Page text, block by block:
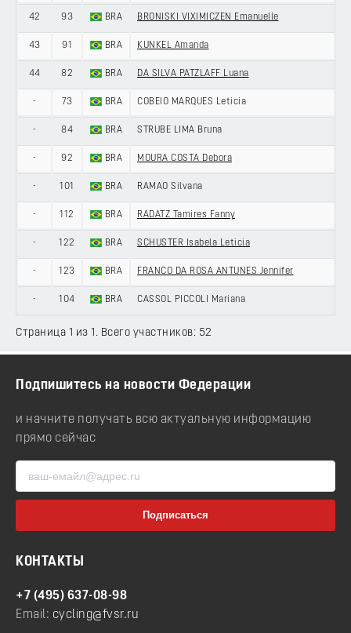
42 93 BRA BRONISKI VIXIMICZEN Emanuelle
43 91 BRA KUNKEL Amanda
44 82 BRA DA SILVA PATZLAFF Luana
- 73 BRA COBEIO MARQUES Leticia
- 84 BRA STRUBE LIMA Bruna
- 92 BRA MOURA COSTA Debora
- 101 BRA RAMAO Silvana
- 112 BRA RADATZ Tamires Fanny
- 122 BRA SCHUSTER Isabela Leticia
- 123 BRA FRANCO DA ROSA ANTUNES Jennifer
- 104 BRA CASSOL PICCOLI Mariana
Страница 1 из 1. Всего участников: 52
Подпишитесь на новости Федерации
и начните получать всю актуальную информацию
прямо сейчас
КОНТАКТЫ
+7 (495) 637-08-98
Email: cycling@fvsr.ru